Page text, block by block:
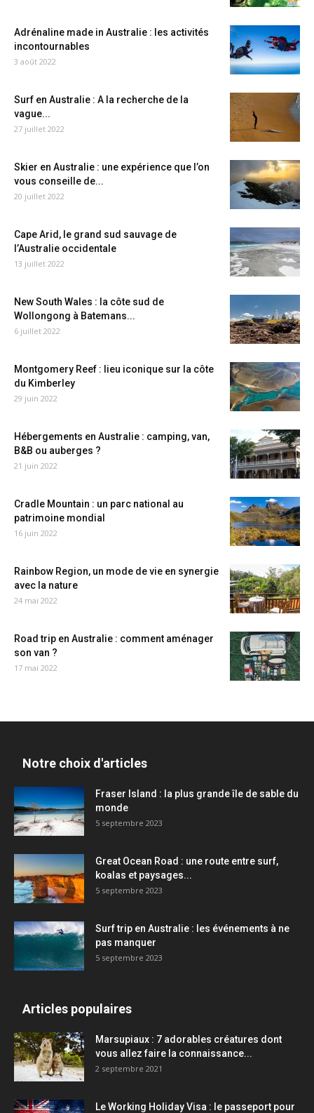
Adrénaline made in Australie : les activités
incontournables
3 août 2022
Surf en Australie : A la recherche de la
vague...
27 juillet 2022
Skier en Australie : une expérience que l’on
vous conseille de...
20 juillet 2022
Cape Arid, le grand sud sauvage de
l’Australie occidentale
13 juillet 2022
New South Wales : la côte sud de
Wollongong à Batemans...
6 juillet 2022
Montgomery Reef : lieu iconique sur la côte
du Kimberley
29 juin 2022
Hébergements en Australie : camping, van,
B&B ou auberges ?
21 juin 2022
Cradle Mountain : un parc national au
patrimoine mondial
16 juin 2022
Rainbow Region, un mode de vie en synergie
avec la nature
24 mai 2022
Road trip en Australie : comment aménager
son van ?
17 mai 2022
Notre choix d'articles
Fraser Island : la plus grande île de sable du
monde
5 septembre 2023
Great Ocean Road : une route entre surf,
koalas et paysages...
5 septembre 2023
Surf trip en Australie : les événements à ne
pas manquer
5 septembre 2023
Articles populaires
Marsupiaux : 7 adorables créatures dont
vous allez faire la connaissance...
2 septembre 2021
Le Working Holiday Visa : le passeport pour